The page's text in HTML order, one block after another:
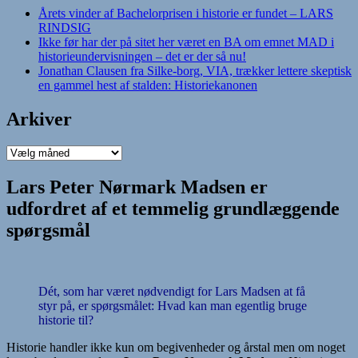
Årets vinder af Bachelorprisen i historie er fundet – LARS
RINDSIG
Ikke før har der på sitet her været en BA om emnet MAD i
historieundervisningen – det er der så nu!
Jonathan Clausen fra Silke-borg, VIA, trækker lettere skeptisk
en gammel hest af stalden: Historiekanonen
Arkiver
Arkiver
Lars Peter Nørmark Madsen er
udfordret af et temmelig grundlæggende
spørgsmål
Dét, som har været nødvendigt for Lars Madsen at få
styr på, er spørgsmålet: Hvad kan man egentlig bruge
historie til?
Historie handler ikke kun om begivenheder og årstal men om noget